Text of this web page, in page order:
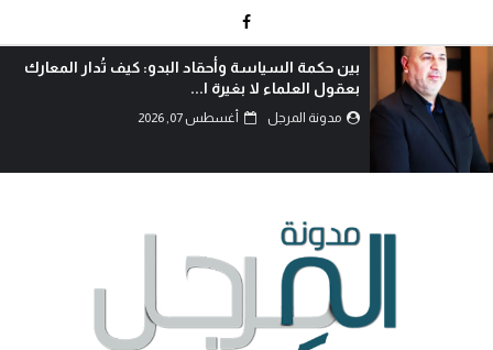
بين حكمة السياسة وأحقاد البدو: كيف تُدار المعارك
بعقول العلماء لا بغيرة ا...
مدونة المرجل أغسطس 07, 2026